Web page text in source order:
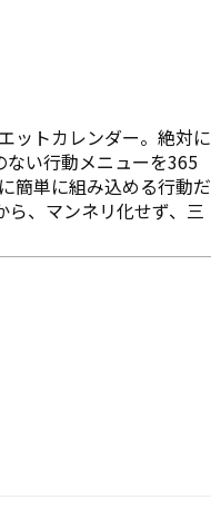
ットカレンダー。絶対に
い行動メニューを365
簡単に組み込める行動だ
ら、マンネリ化せず、三